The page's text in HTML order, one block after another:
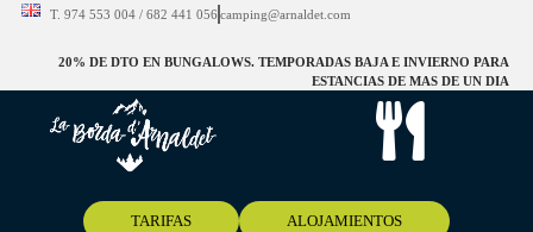
T. 974 553 004 / 682 441 056 camping@arnaldet.com
20% DE DTO EN BUNGALOWS. TEMPORADAS BAJA E INVIERNO PARA
ESTANCIAS DE MAS DE UN DIA
TARIFAS ALOJAMIENTOS